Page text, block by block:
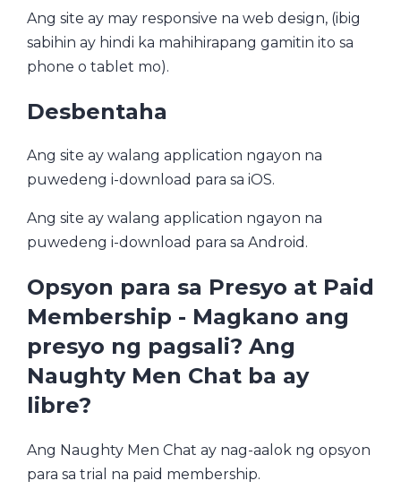
Ang site ay may responsive na web design, (ibig
sabihin ay hindi ka mahihirapang gamitin ito sa
phone o tablet mo).
Desbentaha
Ang site ay walang application ngayon na
puwedeng i-download para sa iOS.
Ang site ay walang application ngayon na
puwedeng i-download para sa Android.
Opsyon para sa Presyo at Paid
Membership - Magkano ang
presyo ng pagsali? Ang
Naughty Men Chat ba ay
libre?
Ang Naughty Men Chat ay nag-aalok ng opsyon
para sa trial na paid membership.